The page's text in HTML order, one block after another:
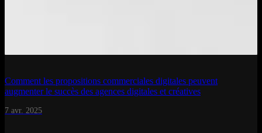
Comment les propositions commerciales digitales peuvent
augmenter le succès des agences digitales et créatives
7 avr. 2025